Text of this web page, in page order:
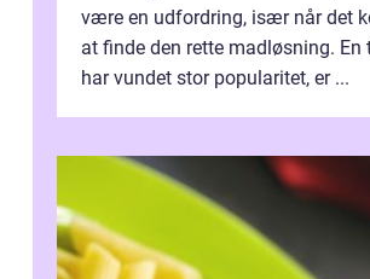
være en udfordring, især når det
at finde den rette madløsning. En
har vundet stor popularitet, er ...